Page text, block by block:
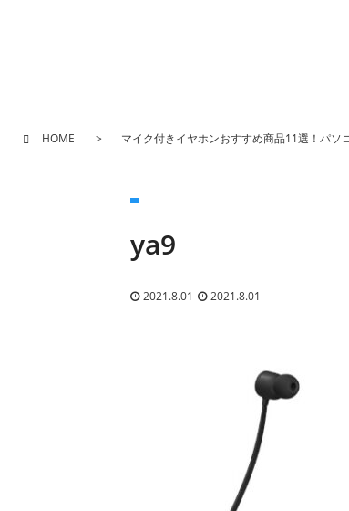
HOME マイク付きイヤホンおすすめ商品11選！パソ
ya9
2021.8.01 2021.8.01